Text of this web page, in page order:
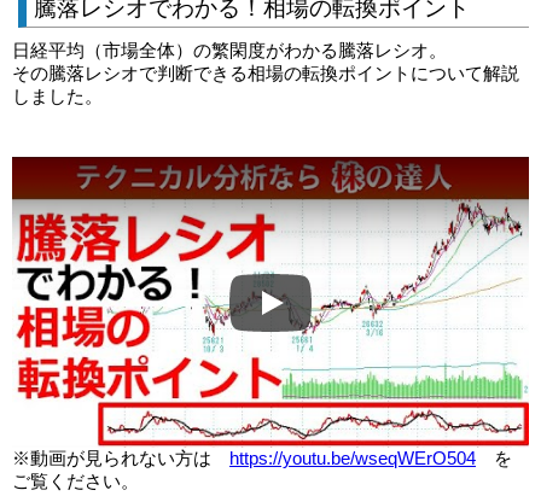
騰落レシオでわかる！相場の転換ポイント
日経平均（市場全体）の繁閑度がわかる騰落レシオ。
その騰落レシオで判断できる相場の転換ポイントについて解説
しました。
Play
※動画が見られない方は https://youtu.be/wseqWErO504 を
ご覧ください。